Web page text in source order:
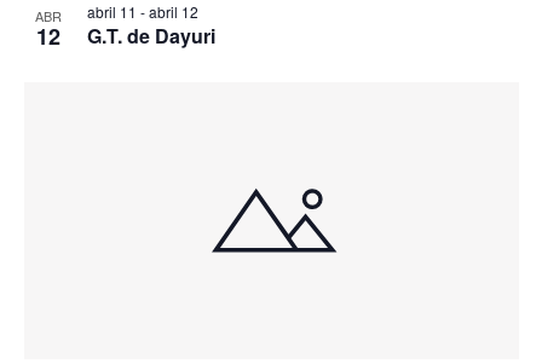
ABR
12
abril 11 -abril 12
G.T. de Dayuri